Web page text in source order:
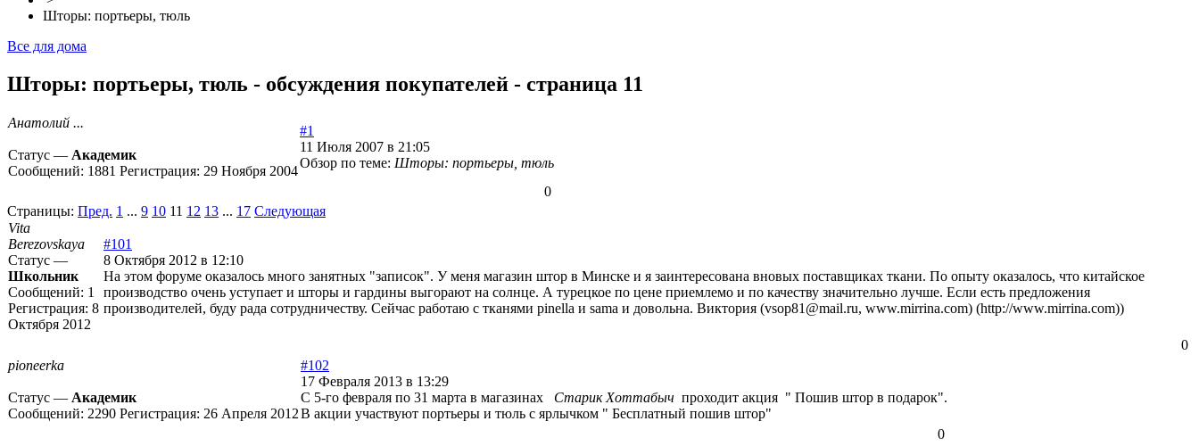
Шторы: портьеры, тюль
Все для дома
Шторы: портьеры, тюль - обсуждения покупателей - страница 11
Анатолий ...
Статус — Академик
Сообщений: 1881 Регистрация: 29 Ноября 2004
#1
11 Июля 2007 в 21:05
Обзор по теме: Шторы: портьеры, тюль
0
Страницы: Пред. 1 ... 9 10 11 12 13 ... 17 Следующая
Vita
Berezovskaya
Статус —
Школьник
Сообщений: 1
Регистрация: 8
Октября 2012
#101
8 Октября 2012 в 12:10
На этом форуме оказалось много занятных "записок". У меня магазин штор в Минске и я заинтересована вновых поставщиках ткани. По опыту оказалось, что китайское
производство очень уступает и шторы и гардины выгорают на солнце. А турецкое по цене приемлемо и по качеству значительно лучше. Если есть предложения
производителей, буду рада сотрудничеству. Сейчас работаю с тканями pinella и sama и довольна. Виктория (vsop81@mail.ru, www.mirrina.com) (http://www.mirrina.com))
0
pioneerka
Статус — Академик
Сообщений: 2290 Регистрация: 26 Апреля 2012
#102
17 Февраля 2013 в 13:29
С 5-го февраля по 31 марта в магазинах Старик Хоттабыч проходит акция " Пошив штор в подарок".
В акции участвуют портьеры и тюль с ярлычком " Бесплатный пошив штор"
0